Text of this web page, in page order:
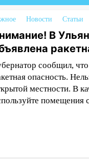
Новости Статьи
В
сообщил,
опасность.
местности. В
помещения